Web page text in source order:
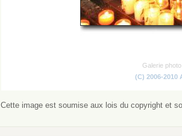
Galerie
(C) 2006-2010
Cette image est soumise aux lois du copyright et